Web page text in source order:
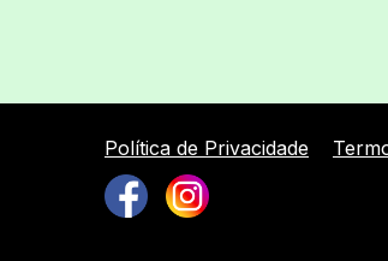
Política de Privacidade